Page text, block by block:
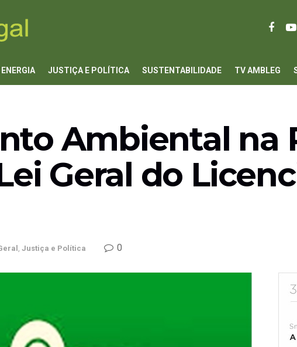
JUSTIÇA E POLÍTICA SUSTENTABILIDADE TV AMBLEG
Ambiental na
Geral do
, Justiça e Política 0